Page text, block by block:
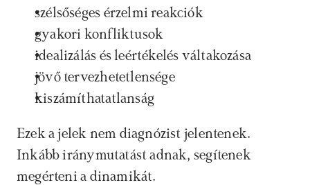
szélsőséges érzelmi reakciók
gyakori konfliktusok
idealizálás és leértékelés váltakozása
jövő tervezhetetlensége
kiszámíthatatlanság
Ezek a jelek nem diagnózist jelentenek.
Inkább iránymutatást adnak, segítenek
megérteni a dinamikát.